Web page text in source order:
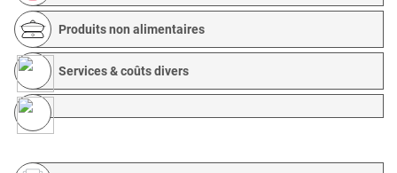
Produits non alimentaires
Services & coûts divers